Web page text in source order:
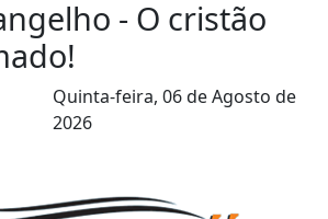
- O cristão
Quinta-feira, 06 de Agosto de
2026